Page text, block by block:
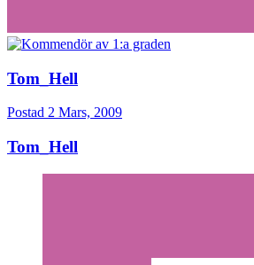
Tom_Hell
Postad 2 Mars, 2009
Tom_Hell